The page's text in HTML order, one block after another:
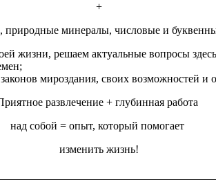
+
природные минералы, числовые и
жизни, решаем актуальные вопросы
мироздания, своих возможностей
развлечение + глубинная работа
над собой = опыт, который помогает
изменить жизнь!